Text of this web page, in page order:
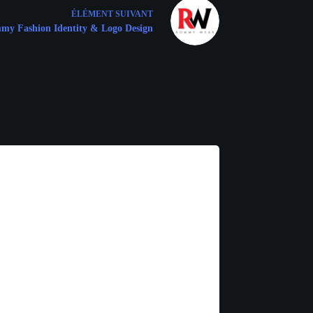
ÉLÉMENTSUIVANT
Fashion Identity & Logo Design